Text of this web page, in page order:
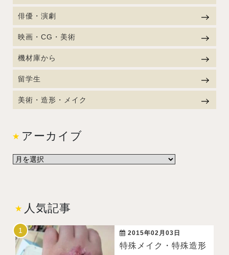
俳優・演劇
映画・CG・美術
機材庫から
留学生
美術・造形・メイク
アーカイブ
人気記事
2015年02月03日
特殊メイク・特殊造形